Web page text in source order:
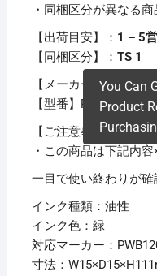
・同梱区分が異なる
【出荷目安】： 1 – 5
【同梱区分】： TS 1
【メーカー名】三菱鉛
【型番】
【ご注意事項】
・この商品は下記内
一目で使い終わりが確
インク種類：油性
インク色：緑
対応マーカー：
寸法：
You Can
Product